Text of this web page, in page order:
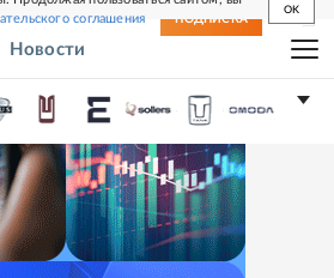
соглашения
OK
ПОДПИСКА
Новости